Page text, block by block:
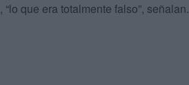
que era totalmente falso”, señalan.